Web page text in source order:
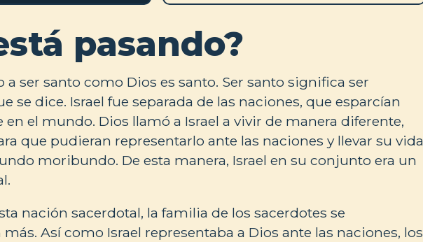
pasando?
a ser santo como Dios es santo. Ser santo significa ser
se dice. Israel fue separada de las naciones, que esparcían
el mundo. Dios llamó a Israel a vivir de manera diferente,
que pudieran representarlo ante las naciones y llevar su vida
moribundo. De esta manera, Israel en su conjunto era un
nación sacerdotal, la familia de los sacerdotes se
Así como Israel representaba a Dios ante las naciones, los